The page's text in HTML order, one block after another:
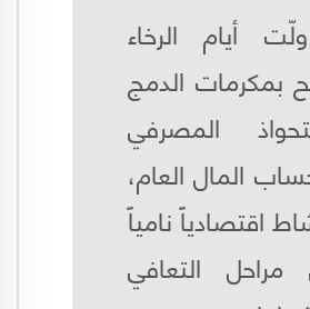
أيام الرخاء
بمكرمات الدمج
المصرفي
المال العام،
اقتصادياً نامياً
التعافي